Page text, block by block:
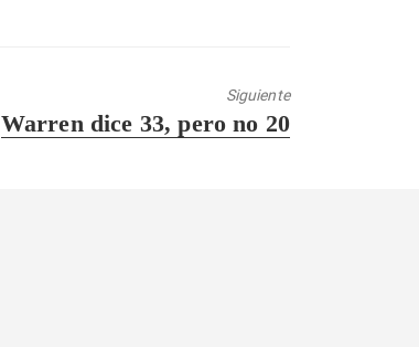
Siguiente
Entrada
Warren dice 33, pero no 20